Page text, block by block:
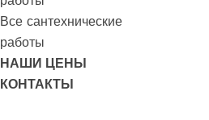
Все сантехнические
работы
НАШИ ЦЕНЫ
КОНТАКТЫ